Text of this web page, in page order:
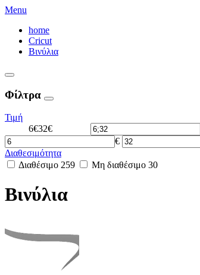
Menu
home
Cricut
Βινύλια
Φίλτρα
Τιμή
6€32€
€
Διαθεσιμότητα
Διαθέσιμο 259 Μη διαθέσιμο 30
Βινύλια